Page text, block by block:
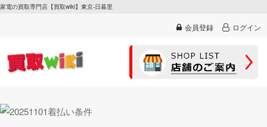
家電の買取専門店【買取wiki】東京-日暮里
会員登録 ログイン